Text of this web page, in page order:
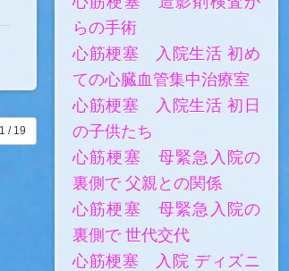
1 / 19
らの手術
心筋梗塞 入院生活 初め
ての心臓血管集中治療室
心筋梗塞 入院生活 初日
の子供たち
心筋梗塞 母緊急入院の
裏側で 父親との関係
心筋梗塞 母緊急入院の
裏側で 世代交代
心筋梗塞 入院 ディズニ